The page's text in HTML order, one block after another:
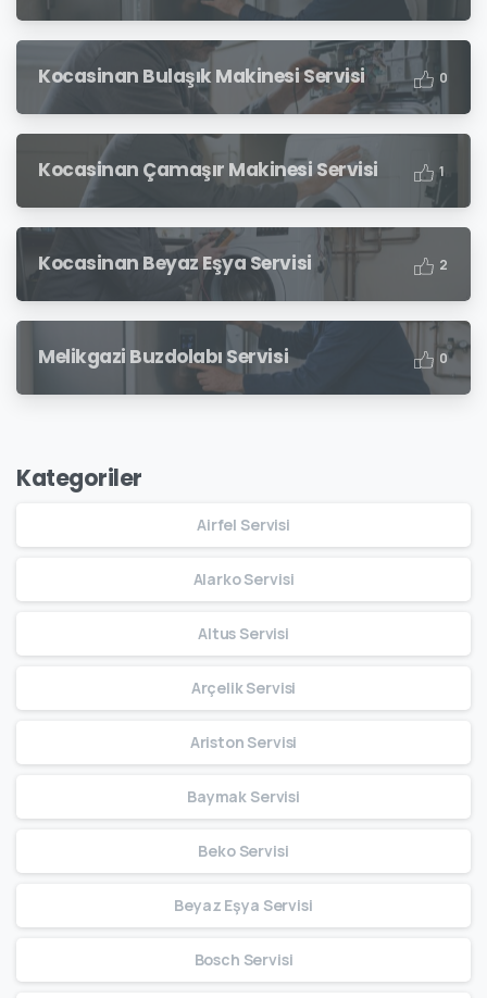
Kocasinan Bulaşık Makinesi Servisi 0
Kocasinan Çamaşır Makinesi Servisi 1
Kocasinan Beyaz Eşya Servisi 2
Melikgazi Buzdolabı Servisi 0
Kategoriler
Airfel Servisi
Alarko Servisi
Altus Servisi
Arçelik Servisi
Ariston Servisi
Baymak Servisi
Beko Servisi
Beyaz Eşya Servisi
Bosch Servisi